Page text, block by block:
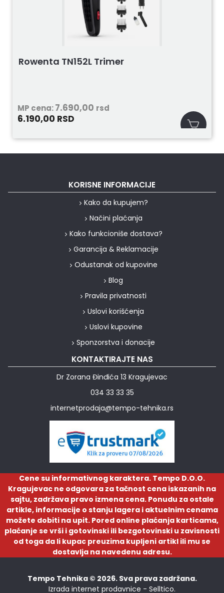
Rowenta TN152L Trimer
MP cena:7.690,00 rsd
6.190,00 RSD
KORISNE INFORMACIJE
Kako da kupujem?
Načini plaćanja
Kako funkcioniše dostava?
Garancija & Reklamacije
Odustanak od kupovine
Blog
Pravila privatnosti
Uslovi korišćenja
Uslovi kupovine
Sponzorstva i donacije
KONTAKTIRAJTE NAS
Dr Zorana Đinđića 13 Kragujevac
034 33 33 35
internetprodaja@tempo-tehnika.rs
Cene su informativnog karaktera. Tempo D.O.O.
Kragujevac ne odgovara za tačnost cena iskazanih na
sajtu, zadržava pravo izmena cena. Ponudu za ostale
artikle, informacije o stanju lagera i aktuelnim cenama
možete dobiti na upit. Pored online plaćanja karticama,
plaćanje se vrši i gotovinski ili bezgotovinski u zavisnosti
od toga da li kupac preuzima kupljeni artikl ili mu se
dostavlja na navedenu adresu.
Tempo Tehnika © 2026. Sva prava zadržana.
Izrada internet prodavnice - Selltico.